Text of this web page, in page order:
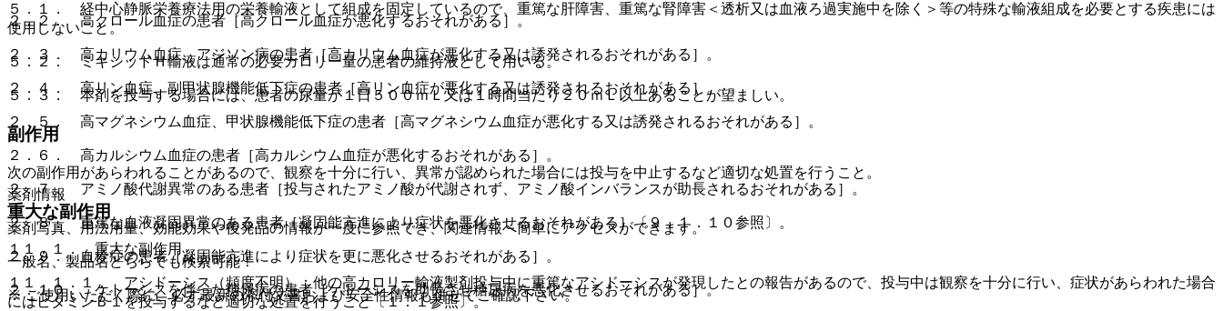
２．２． 高クロール血症の患者［高クロール血症が悪化するおそれがある］。
２．３． 高カリウム血症、アジソン病の患者［高カリウム血症が悪化する又は誘発されるおそれがある］。
２．４． 高リン血症、副甲状腺機能低下症の患者［高リン血症が悪化する又は誘発されるおそれがある］。
２．５． 高マグネシウム血症、甲状腺機能低下症の患者［高マグネシウム血症が悪化する又は誘発されるおそれがある］。
２．６． 高カルシウム血症の患者［高カルシウム血症が悪化するおそれがある］。
２．７． アミノ酸代謝異常のある患者［投与されたアミノ酸が代謝されず、アミノ酸インバランスが助長されるおそれがある］。
２．８． 重篤な血液凝固異常のある患者［凝固能亢進により症状を悪化させるおそれがある］〔９．１．１０参照〕。
２．９． 血栓症の患者［凝固能亢進により症状を更に悪化させるおそれがある］。
２．１０． ケトーシスを伴った糖尿病の患者［ケトーシスを助長させ糖尿病を悪化させるおそれがある］。
５．１． 経中心静脈栄養療法用の栄養輸液として組成を固定しているので、重篤な肝障害、重篤な腎障害＜透析又は血液ろ過実施中を除く＞等の特殊な輸液組成を必要とする疾患には
使用しないこと。
５．２． ミキシッドＨ輸液は通常の必要カロリー量の患者の維持液として用いる。
５．３． 本剤を投与する場合には、患者の尿量が１日５００ｍＬ又は１時間当たり２０ｍＬ以上あることが望ましい。
副作用
次の副作用があらわれることがあるので、観察を十分に行い、異常が認められた場合には投与を中止するなど適切な処置を行うこと。
重大な副作用
１１．１． 重大な副作用
１１．１．１． アシドーシス（頻度不明）：他の高カロリー輸液製剤投与中に重篤なアシドーシスが発現したとの報告があるので、投与中は観察を十分に行い、症状があらわれた場合
にはビタミンＢ１を投与するなど適切な処置を行うこと〔１．１参照〕。
薬剤情報
薬剤写真、用法用量、効能効果や後発品の情報が一度に参照でき、関連情報へ簡単にアクセスができます。
一般名、製品名どちらでも検索可能！
※ ご使用いただく際に、必ず最新の添付文書および安全性情報も併せてご確認下さい。